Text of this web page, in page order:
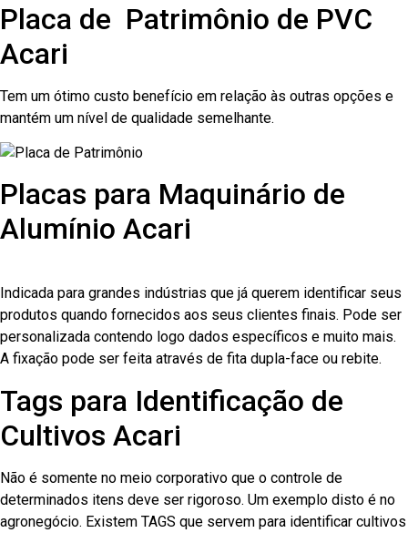
Placa de Patrimônio de PVC
Acari
Tem um ótimo custo benefício em relação às outras opções e
mantém um nível de qualidade semelhante.
Placas para Maquinário de
Alumínio Acari
Indicada para grandes indústrias que já querem identificar seus
produtos quando fornecidos aos seus clientes finais. Pode ser
personalizada contendo logo dados específicos e muito mais.
A fixação pode ser feita através de fita dupla-face ou rebite.
Tags para Identificação de
Cultivos Acari
Não é somente no meio corporativo que o controle de
determinados itens deve ser rigoroso. Um exemplo disto é no
agronegócio. Existem TAGS que servem para identificar cultivos